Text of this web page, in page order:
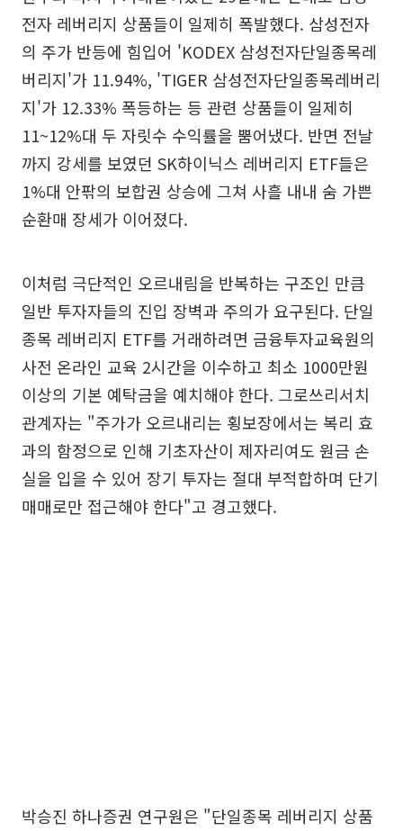
전자 레버리지 상품들이 일제히 폭발했다. 삼성전자
의 주가 반등에 힘입어 'KODEX 삼성전자단일종목레
버리지'가 11.94%, 'TIGER 삼성전자단일종목레버리
지'가 12.33% 폭등하는 등 관련 상품들이 일제히
11~12%대 두 자릿수 수익률을 뿜어냈다. 반면 전날
까지 강세를 보였던 SK하이닉스 레버리지 ETF들은
1%대 안팎의 보합권 상승에 그쳐 사흘 내내 숨 가쁜
순환매 장세가 이어졌다.
이처럼 극단적인 오르내림을 반복하는 구조인 만큼
일반 투자자들의 진입 장벽과 주의가 요구된다. 단일
종목 레버리지 ETF를 거래하려면 금융투자교육원의
사전 온라인 교육 2시간을 이수하고 최소 1000만원
이상의 기본 예탁금을 예치해야 한다. 그로쓰리서치
관계자는 "주가가 오르내리는 횡보장에서는 복리 효
과의 함정으로 인해 기초자산이 제자리여도 원금 손
실을 입을 수 있어 장기 투자는 절대 부적합하며 단기
매매로만 접근해야 한다"고 경고했다.
박승진 하나증권 연구원은 "단일종목 레버리지 상품